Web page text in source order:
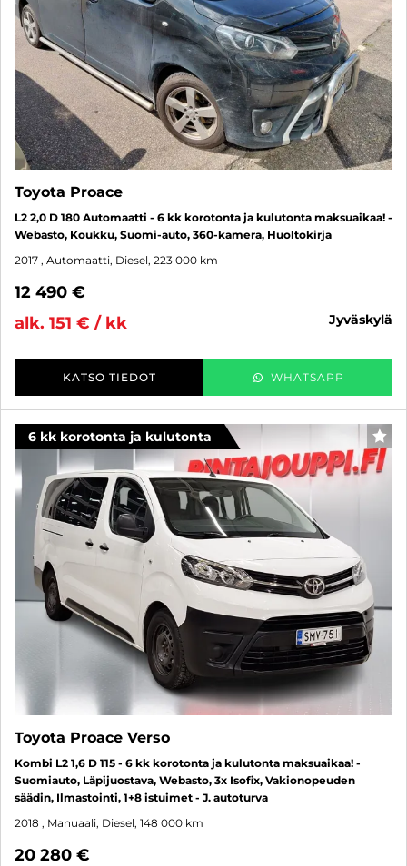
Toyota Proace
L2 2,0 D 180 Automaatti - 6 kk korotonta ja kulutonta maksuaikaa! -
Webasto, Koukku, Suomi-auto, 360-kamera, Huoltokirja
2017 , Automaatti, Diesel, 223 000 km
12 490 €
alk. 151 € / kk
jyväskylä
KATSO TIEDOT WHATSAPP
6 kk korotonta ja kulutonta
Toyota Proace Verso
Kombi L2 1,6 D 115 - 6 kk korotonta ja kulutonta maksuaikaa! -
Suomiauto, Läpijuostava, Webasto, 3x Isofix, Vakionopeuden
säädin, Ilmastointi, 1+8 istuimet - J. autoturva
2018 , Manuaali, Diesel, 148 000 km
20 280 €